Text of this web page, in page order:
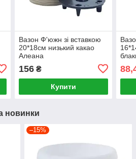
Вазон Ф'южн зі вставкою
20*18см низький какао
Алеана
156₴
Купити
новинки
–15%